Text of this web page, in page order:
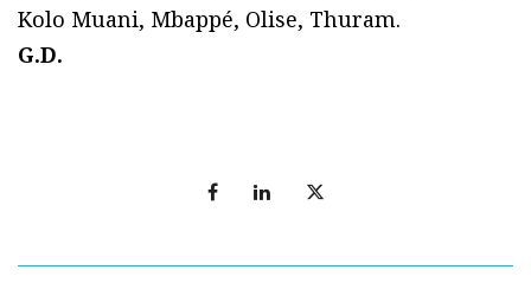
Kolo Muani, Mbappé, Olise, Thuram.
G.D.